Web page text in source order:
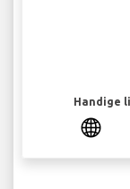
Handige